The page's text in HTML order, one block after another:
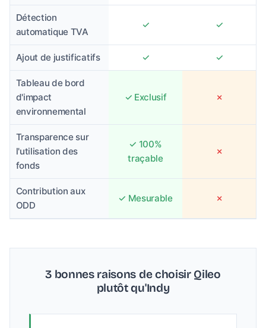
Détection
automatique TVA
✓ ✓
Ajout de justificatifs ✓ ✓
Tableau de bord
d'impact
environnemental
✓ Exclusif ✗
Transparence sur
l'utilisation des
fonds
✓ 100%
traçable
✗
Contribution aux
ODD
✓ Mesurable ✗
3 bonnes raisons de choisir Qileo
plutôt qu'Indy